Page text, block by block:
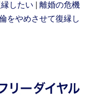
したい
離婚の危機
をやめさせて復縁し